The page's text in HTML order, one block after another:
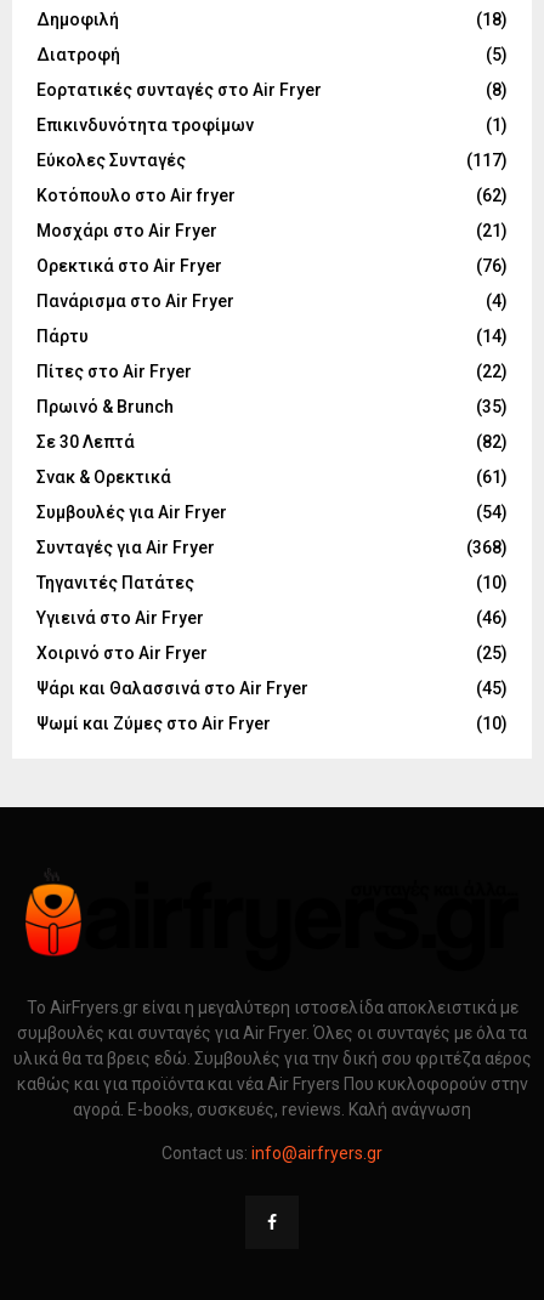
Δημοφιλή
(18)
Διατροφή
(5)
Εορτατικές συνταγές στο Air Fryer
(8)
Επικινδυνότητα τροφίμων
(1)
Εύκολες Συνταγές
(117)
Κοτόπουλο στο Air fryer
(62)
Μοσχάρι στο Air Fryer
(21)
Ορεκτικά στο Air Fryer
(76)
Πανάρισμα στο Air Fryer
(4)
Πάρτυ
(14)
Πίτες στο Air Fryer
(22)
Πρωινό & Brunch
(35)
Σε 30 Λεπτά
(82)
Σνακ & Ορεκτικά
(61)
Συμβουλές για Air Fryer
(54)
Συνταγές για Air Fryer
(368)
Τηγανιτές Πατάτες
(10)
Υγιεινά στο Air Fryer
(46)
Χοιρινό στο Air Fryer
(25)
Ψάρι και Θαλασσινά στο Air Fryer
(45)
Ψωμί και Ζύμες στο Air Fryer
(10)
Το AirFryers.gr είναι η μεγαλύτερη ιστοσελίδα αποκλειστικά με
συμβουλές και συνταγές για Air Fryer. Όλες οι συνταγές με όλα τα
υλικά θα τα βρεις εδώ. Συμβουλές για την δική σου φριτέζα αέρος
καθώς και για προϊόντα και νέα Air Fryers Που κυκλοφορούν στην
αγορά. E-books, συσκευές, reviews. Καλή ανάγνωση
Contact us: info@airfryers.gr